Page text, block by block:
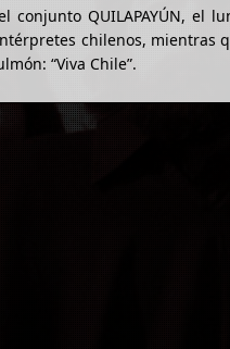
QUILAPAYÚN, el
chilenos, mientras
“Viva Chile”.